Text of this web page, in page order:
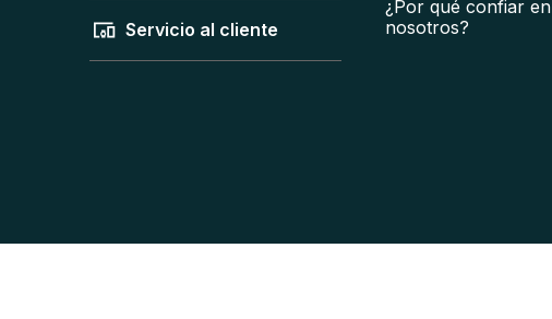
Servicio al cliente
¿Por qué confiar en
nosotros?